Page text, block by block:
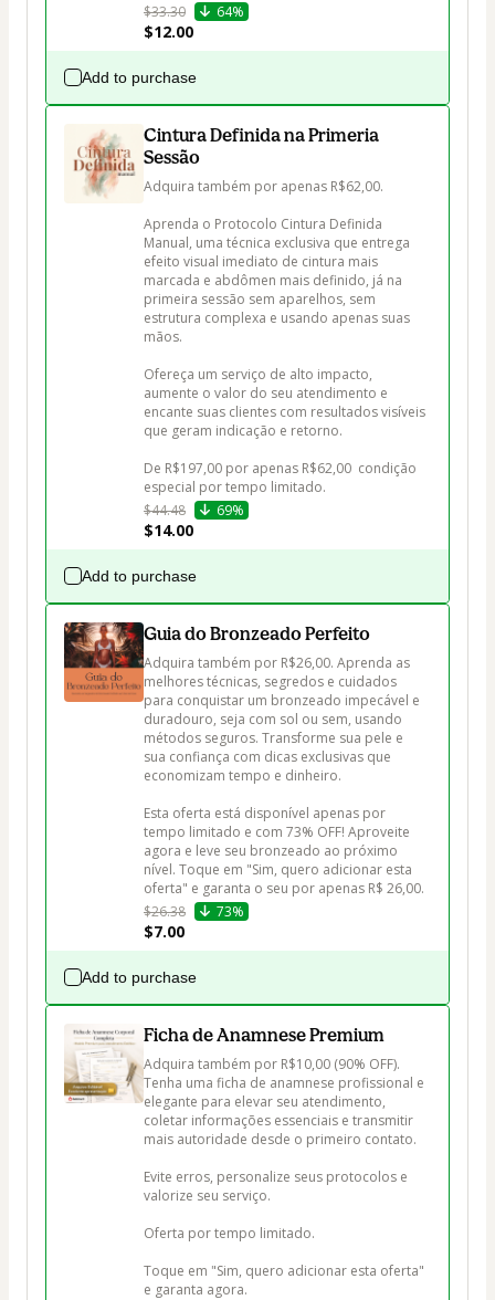
$33.30 64%
$12.00
Add to purchase
Cintura Definida na Primeria
Sessão
Adquira também por apenas R$62,00.
Aprenda o Protocolo Cintura Definida
Manual, uma técnica exclusiva que entrega
efeito visual imediato de cintura mais
marcada e abdômen mais definido, já na
primeira sessão sem aparelhos, sem
estrutura complexa e usando apenas suas
mãos.
Ofereça um serviço de alto impacto,
aumente o valor do seu atendimento e
encante suas clientes com resultados visíveis
que geram indicação e retorno.
De R$197,00 por apenas R$62,00  condição
especial por tempo limitado.
$44.48
69%
$14.00
Add to purchase
Guia do Bronzeado Perfeito
Adquira também por R$26,00. Aprenda as
melhores técnicas, segredos e cuidados
para conquistar um bronzeado impecável e
duradouro, seja com sol ou sem, usando
métodos seguros. Transforme sua pele e
sua confiança com dicas exclusivas que
economizam tempo e dinheiro.
Esta oferta está disponível apenas por
tempo limitado e com 73% OFF! Aproveite
agora e leve seu bronzeado ao próximo
nível. Toque em "Sim, quero adicionar esta
oferta" e garanta o seu por apenas R$ 26,00.
$26.38
73%
$7.00
Add to purchase
Ficha de Anamnese Premium
Adquira também por R$10,00 (90% OFF).
Tenha uma ficha de anamnese profissional e
elegante para elevar seu atendimento,
coletar informações essenciais e transmitir
mais autoridade desde o primeiro contato.
Evite erros, personalize seus protocolos e
valorize seu serviço.
Oferta por tempo limitado.
Toque em "Sim, quero adicionar esta oferta"
e garanta agora.